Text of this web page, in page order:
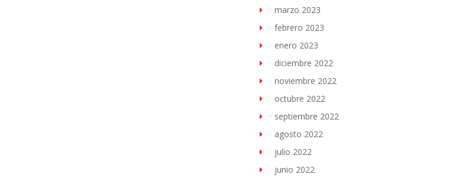
marzo 2023
febrero 2023
enero 2023
diciembre 2022
noviembre 2022
octubre 2022
septiembre 2022
agosto 2022
julio 2022
junio 2022